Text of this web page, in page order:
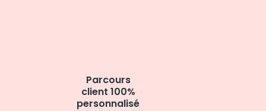
Parcours
client 100%
personnalisé